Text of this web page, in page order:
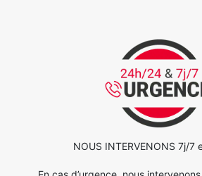
NOUS INTERVENONS 7j/7